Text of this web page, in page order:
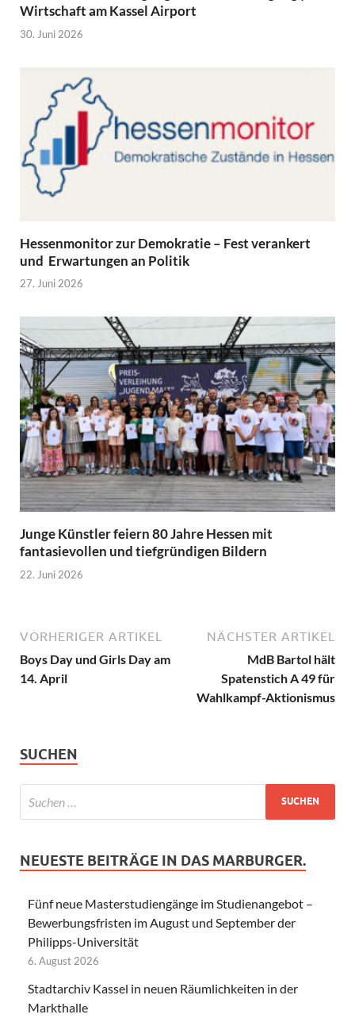
Wirtschaft am Kassel Airport
30. Juni 2026
Hessenmonitor zur Demokratie – Fest verankert
und Erwartungen an Politik
27. Juni 2026
Junge Künstler feiern 80 Jahre Hessen mit
fantasievollen und tiefgründigen Bildern
22. Juni 2026
VORHERIGER ARTIKEL
Boys Day und Girls Day am
14. April
NÄCHSTER ARTIKEL
MdB Bartol hält
Spatenstich A 49 für
Wahlkampf-Aktionismus
SUCHEN
NEUESTE BEITRÄGE IN DAS MARBURGER.
Fünf neue Masterstudiengänge im Studienangebot –
Bewerbungsfristen im August und September der
Philipps-Universität
6. August 2026
Stadtarchiv Kassel in neuen Räumlichkeiten in der
Markthalle